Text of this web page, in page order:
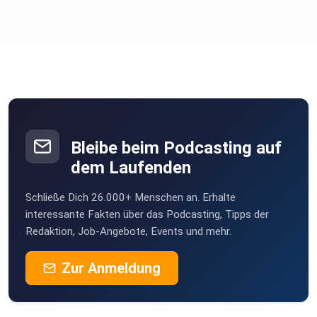
gesichert war. Sie arbeitete sich in das Thema ein und
merkte,
dass es sehr gut bei den Patient:innen ankam.
In Großbritannien beispielsweise ist es nicht ungewöhnlich,
dass
Hausärzt:innen auch gynäkologische Leistungen
mitanbieten.
Bleibe beim Podcasting auf
dem Laufenden
Schließe Dich 26.000+ Menschen an. Erhalte
interessante Fakten über das Podcasting, Tipps der
Redaktion, Job-Angebote, Events und mehr.
Zur Anmeldung